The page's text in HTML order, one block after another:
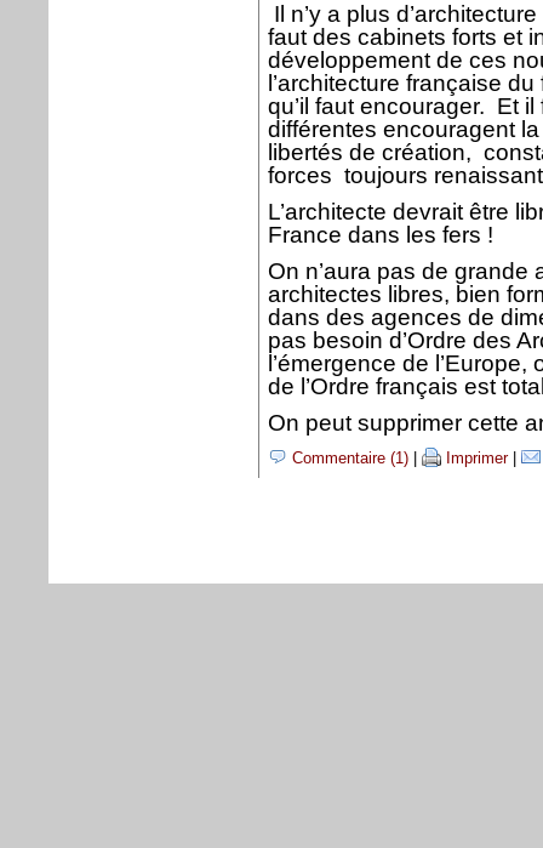
Il n’y a plus
faut des cabinets forts et
développement de ces
l’architecture française
qu’il faut encourager. Et il
différentes encouragent
libertés de création,
forces toujours
L’architecte devrait être
France dans les fers !
On n’aura pas de
architectes libres, bien
dans des agences de
pas besoin d’Ordre des
l’émergence de
de l’Ordre français est
On peut supprimer cette
Commentaire (1) Imprimer|